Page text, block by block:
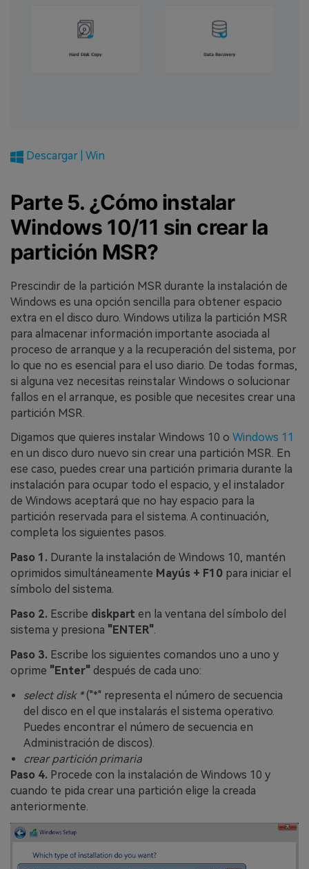
Descargar | Win
Parte 5. ¿Cómo instalar
Windows 10/11 sin crear la
partición MSR?
Prescindir de la partición MSR durante la instalación de
Windows es una opción sencilla para obtener espacio
extra en el disco duro. Windows utiliza la partición MSR
para almacenar información importante asociada al
proceso de arranque y a la recuperación del sistema, por
lo que no es esencial para el uso diario. De todas formas,
si alguna vez necesitas reinstalar Windows o solucionar
fallos en el arranque, es posible que necesites crear una
partición MSR.
Digamos que quieres instalar Windows 10 o Windows 11
en un disco duro nuevo sin crear una partición MSR. En
ese caso, puedes crear una partición primaria durante la
instalación para ocupar todo el espacio, y el instalador
de Windows aceptará que no hay espacio para la
partición reservada para el sistema. A continuación,
completa los siguientes pasos.
Paso 1. Durante la instalación de Windows 10, mantén
oprimidos simultáneamente Mayús + F10 para iniciar el
símbolo del sistema.
Paso 2. Escribe diskpart en la ventana del símbolo del
sistema y presiona "ENTER".
Paso 3. Escribe los siguientes comandos uno a uno y
oprime "Enter" después de cada uno:
select disk *("*" representa el número de secuencia
del disco en el que instalarás el sistema operativo.
Puedes encontrar el número de secuencia en
Administración de discos).
crear partición primaria
Paso 4. Procede con la instalación de Windows 10 y
cuando te pida crear una partición elige la creada
anteriormente.